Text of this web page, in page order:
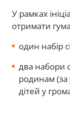
У рамках
отримати
один набір
два набори
родинам
дітей у